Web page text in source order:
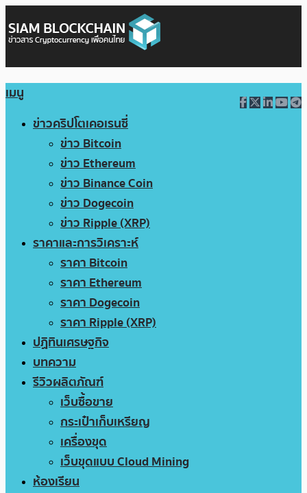
เมนู
ข่าวคริปโตเคอเรนซี่
ข่าว Bitcoin
ข่าว Ethereum
ข่าว Binance Coin
ข่าว Dogecoin
ข่าว Ripple (XRP)
ราคาและการวิเคราะห์
ราคา Bitcoin
ราคา Ethereum
ราคา Dogecoin
ราคา Ripple (XRP)
ปฏิทินเศรษฐกิจ
บทความ
รีวิวผลิตภัณฑ์
เว็บซื้อขาย
กระเป๋าเก็บเหรียญ
เครื่องขุด
เว็บขุดแบบ Cloud Mining
ห้องเรียน